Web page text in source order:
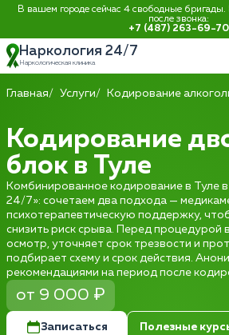
В вашем городе сейчас 4 свободные бригады.
после звонка:
+7 (487) 263-69-70
Наркология 24/7
Наркологическая клиника
Главная Услуги Кодирование
Кодирование
блок в Туле
Комбинированное кодирование в Туле
24/7»: сочетаем два подхода —
психотерапевтическую поддержку,
снизить риск срыва. Перед процедурой
осмотр, уточняет срок трезвости и
подбирает схему и срок действия.
рекомендациями на период после
от 9 000 ₽
Записаться Полезные